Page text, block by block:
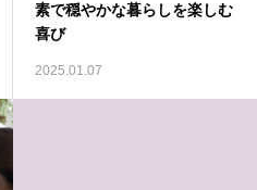
素で穏やかな暮らしを楽しむ
喜び
2025.01.07